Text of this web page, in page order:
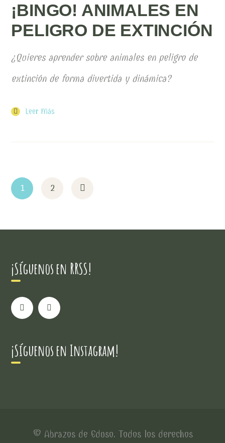
¡BINGO! ANIMALES EN
PELIGRO DE EXTINCIÓN
¿Quieres aprender sobre animales en peligro de
extinción de forma divertida y dinámica?
Leer Más
1 2
¡Síguenos en RRSS!
¡Síguenos en Instagram!
© Abrazos de Eduso. Todos los derechos